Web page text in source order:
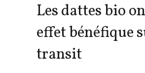
Les dattes bio
effet bénéfique
transit